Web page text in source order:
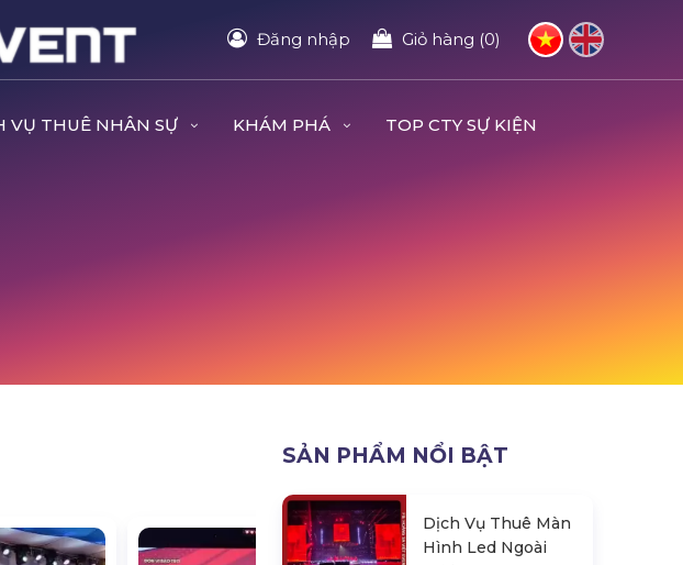
Đăng nhập Giỏ hàng (0)
VỤ THUÊ NHÂN SỰ KHÁM PHÁ
TOP CTY SỰ KIỆN
SẢN PHẨM NỔI BẬT
Dịch Vụ Thuê Màn
Hình Led Ngoài